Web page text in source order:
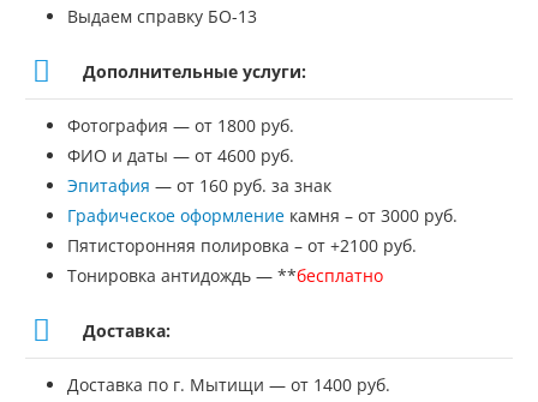
Выдаем справку БО-13
Дополнительные услуги:
Фотография — от 1800 руб.
ФИО и даты — от 4600 руб.
Эпитафия — от 160 руб. за знак
Графическое оформление камня – от 3000 руб.
Пятисторонняя полировка – от +2100 руб.
Тонировка антидождь — **бесплатно
Доставка:
Доставка по г. Мытищи — от 1400 руб.